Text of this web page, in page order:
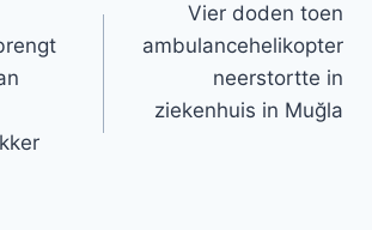
Vier doden toen
ambulancehelikopter
neerstortte in
ziekenhuis in Muğla